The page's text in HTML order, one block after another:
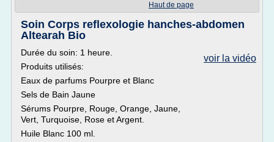
Haut de page
Soin Corps reflexologie hanches-abdomen
Altearah Bio
voir la vidéo
Durée du soin: 1 heure.
Produits utilisés:
Eaux de parfums Pourpre et Blanc
Sels de Bain Jaune
Sérums Pourpre, Rouge, Orange, Jaune,
Vert, Turquoise, Rose et Argent.
Huile Blanc 100 ml.